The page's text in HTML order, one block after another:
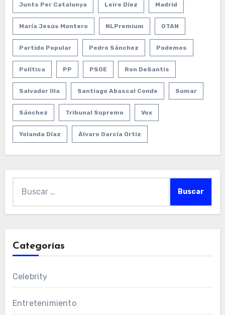
Junts Per Catalunya Leire Díez Madrid
María Jesús Montero NLPremium OTAN
Partido Popular Pedro Sánchez Podemos
Política PP PSOE Ron DeSantis
Salvador Illa Santiago Abascal Conde Sumar
Sánchez Tribunal Supremo Vox
Yolanda Díaz Álvaro García Ortiz
Categorías
Celebrity
Entretenimiento